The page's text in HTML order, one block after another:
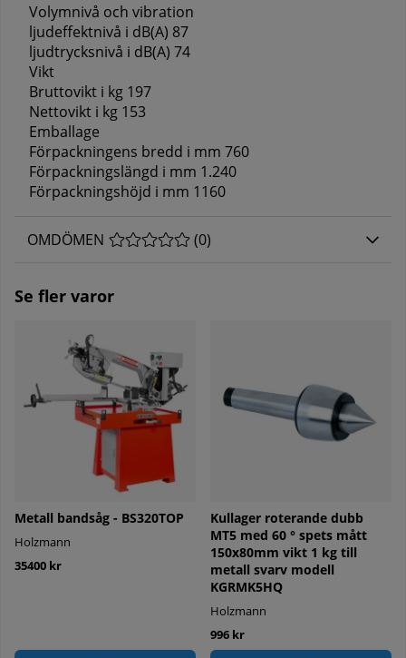
Volymnivå och vibration
ljudeffektnivå i dB(A) 87
ljudtrycksnivå i dB(A) 74
Vikt
Bruttovikt i kg 197
Nettovikt i kg 153
Emballage
Förpackningens bredd i mm 760
Förpackningslängd i mm 1.240
Förpackningshöjd i mm 1160
OMDÖMEN MEDELBETYG 0 AV 5 ANTAL BETYG 0
(0)
Se fler varor
Metall bandsåg - BS320TOP
Holzmann
35400 kr
Kullager roterande dubb
MT5 med 60 ° spets mått
150x80mm vikt 1 kg till
metall svarv modell
KGRMK5HQ
Holzmann
996 kr